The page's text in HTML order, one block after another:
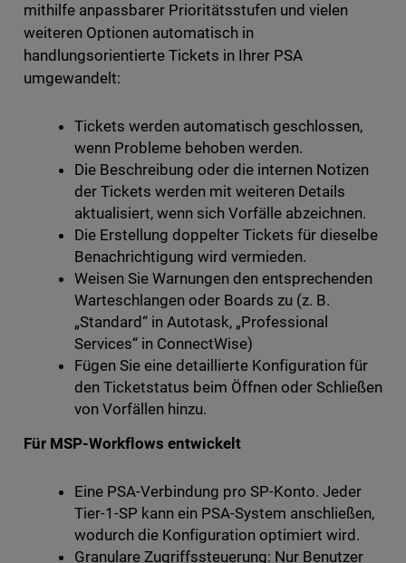
mithilfe anpassbarer Prioritätsstufen und vielen
weiteren Optionen automatisch in
handlungsorientierte Tickets in Ihrer PSA
umgewandelt:
Tickets werden automatisch geschlossen,
wenn Probleme behoben werden.
Die Beschreibung oder die internen Notizen
der Tickets werden mit weiteren Details
aktualisiert, wenn sich Vorfälle abzeichnen.
Die Erstellung doppelter Tickets für dieselbe
Benachrichtigung wird vermieden.
Weisen Sie Warnungen den entsprechenden
Warteschlangen oder Boards zu (z. B.
„Standard“ in Autotask, „Professional
Services“ in ConnectWise)
Fügen Sie eine detaillierte Konfiguration für
den Ticketstatus beim Öffnen oder Schließen
von Vorfällen hinzu.
Für MSP-Workflows entwickelt
Eine PSA-Verbindung pro SP-Konto. Jeder
Tier-1-SP kann ein PSA-System anschließen,
wodurch die Konfiguration optimiert wird.
Granulare Zugriffssteuerung: Nur Benutzer